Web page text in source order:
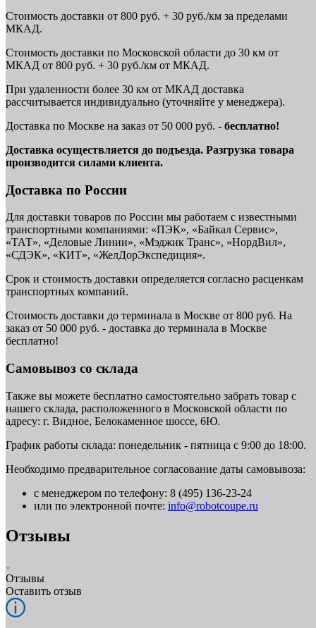
Стоимость доставки от 800 руб. + 30 руб./км за пределами
МКАД.
Стоимость доставки по Московской области до 30 км от
МКАД от 800 руб. + 30 руб./км от МКАД.
При удаленности более 30 км от МКАД доставка
рассчитывается индивидуально (уточняйте у менеджера).
Доставка по Москве на заказ от 50 000 руб. - бесплатно!
Доставка осуществляется до подъезда. Разгрузка товара
производится силами клиента.
Доставка по России
Для доставки товаров по России мы работаем с известными
транспортными компаниями: «ПЭК», «Байкал Сервис»,
«ТАТ», «Деловые Линии», «Мэджик Транс», «НордВил»,
«СДЭК», «КИТ», «ЖелДорЭкспедиция».
Срок и стоимость доставки определяется согласно расценкам
транспортных компаний.
Стоимость доставки до терминала в Москве от 800 руб. На
заказ от 50 000 руб. - доставка до терминала в Москве
бесплатно!
Самовывоз со склада
Также вы можете бесплатно самостоятельно забрать товар с
нашего склада, расположенного в Московской области по
адресу: г. Видное, Белокаменное шоссе, 6Ю.
График работы склада: понедельник - пятница с 9:00 до 18:00.
Необходимо предварительное согласование даты самовывоза:
с менеджером по телефону: 8 (495) 136-23-24
или по электронной почте: info@robotcoupe.ru
Отзывы
Отзывы
Оставить отзыв